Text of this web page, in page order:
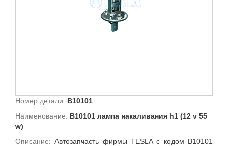
Номер детали: B10101
Наименование: B10101 лампа накаливания h1 (12 v 55
w)
Описание:Автозапчасть фирмы TESLA с кодом B10101